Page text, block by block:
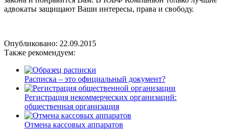
адвокаты защищают Ваши интересы, права и свободу.
Опубликовано: 22.09.2015
Также рекомендуем:
Расписка – это официальный документ?
Регистрация некоммерческих организаций:
общественная организация
Отмена кассовых аппаратов